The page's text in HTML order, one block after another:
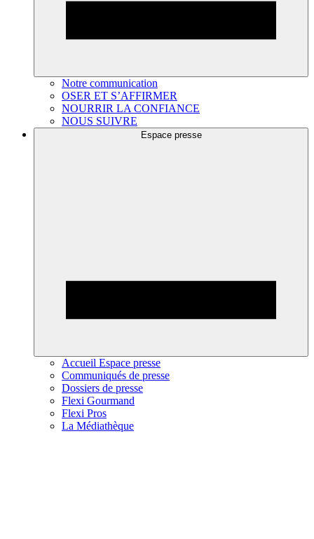
Notre communication
OSER ET S’AFFIRMER
NOURRIR LA CONFIANCE
NOUS SUIVRE
Espace presse
Accueil Espace presse
Communiqués de presse
Dossiers de presse
Flexi Gourmand
Flexi Pros
La Médiathèque